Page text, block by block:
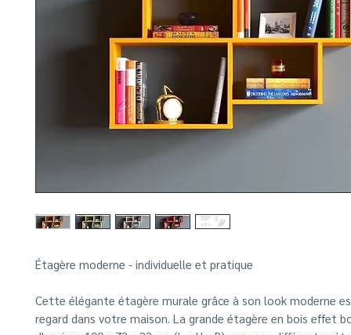
Étagère moderne - individuelle et pratique
Cette élégante étagère murale grâce à son look moderne
regard dans votre maison. La grande étagère en bois effet